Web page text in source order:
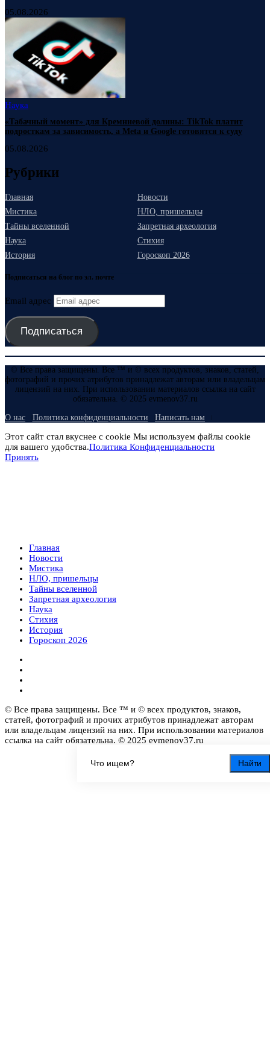
Найти
05.08.2026
Наука
«Табачный момент» для Кремниевой долины: TikTok платит
подросткам за зависимость, а Meta и Google готовятся к суду
05.08.2026
Рубрики
Главная
Новости
Мистика
НЛО, пришельцы
Тайны вселенной
Запретная археология
Наука
Стихия
История
Гороскоп 2026
Подписаться на блог по эл. почте
Email адрес
Подписаться
© Все права защищены. Все ™ и © всех продуктов, знаков, статей,
фотографий и прочих атрибутов принадлежат авторам или владельцам
лицензий на них. При использовании материалов ссылка на сайт
обязательна. © 2025 evmenov37.ru
О нас Политика конфиденциальности Написать нам
Этот сайт стал вкуснее с cookie Мы используем файлы cookie
для вашего удобства.Политика Конфиденциальности
Принять
Главная
Новости
Мистика
НЛО, пришельцы
Тайны вселенной
Запретная археология
Наука
Стихия
История
Гороскоп 2026
© Все права защищены. Все ™ и © всех продуктов, знаков,
статей, фотографий и прочих атрибутов принадлежат авторам
или владельцам лицензий на них. При использовании материалов
ссылка на сайт обязательна. © 2025 evmenov37.ru